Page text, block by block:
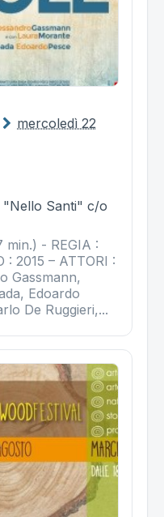
mercoledì 22
Santi" c/o
min.) - REGIA :
2015 – ATTORI :
Gassmann,
Edoardo
De Ruggieri,...